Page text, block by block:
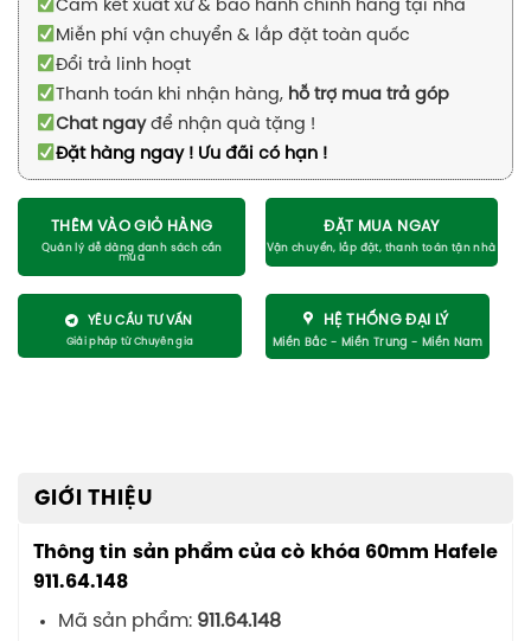
Cam kết xuất xứ & bảo hành chính hãng tại nhà
Miễn phí vận chuyển & lắp đặt toàn quốc
Đổi trả linh hoạt
Thanh toán khi nhận hàng, hỗ trợ mua trả góp
Chat ngayđể nhận quà tặng !
Đặt hàng ngay ! Ưu đãi có hạn !
THÊM VÀO GIỎ HÀNG ĐẶT MUA NGAY
YÊU CẦU TƯ VẤN HỆ THỐNG ĐẠI LÝ
GIỚI THIỆU
Thông tin sản phẩm của cò khóa 60mm Hafele
911.64.148
Mã sản phẩm: 911.64.148